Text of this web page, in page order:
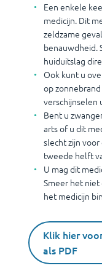
Een enkele
medicijn. Dit
zeldzame
benauwdheid.
huiduitslag
Ook kunt u
op
verschijnselen
Bent u
arts of u dit
slecht zijn voor
tweede helft
U mag dit
Smeer het
het medicijn
Klik hier
als PDF